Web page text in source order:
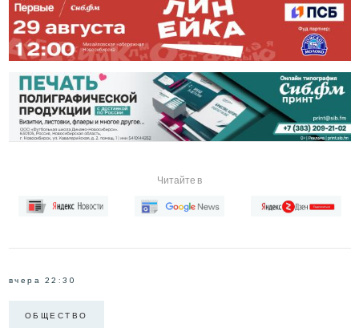
Читайте в
вчера 22:30
ОБЩЕСТВО